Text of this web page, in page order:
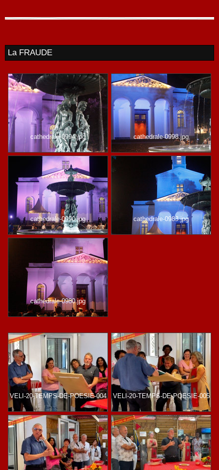
La FRAUDE
cathedrale-0994.jpg cathedrale-0998.jpg
cathedrale-0990.jpg cathedrale-0983.jpg
cathedrale-0980.jpg
VELI-20-TEMPS-DE-POESIE-004 VELI-20-TEMPS-DE-POESIE-005